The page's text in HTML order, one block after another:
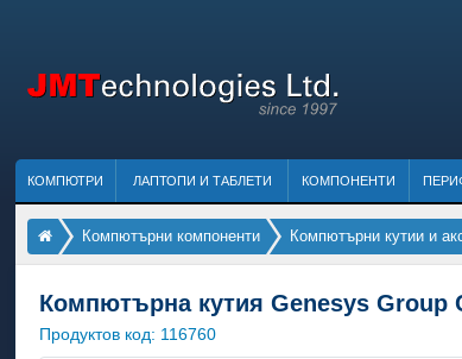
КОМПЮТРИ ЛАПТОПИ И ТАБЛЕТИ КОМПОНЕНТИ
Компютърни компоненти Компютърни кутии и
Компютърна кутия Genesys Group
Продуктов код: 116760